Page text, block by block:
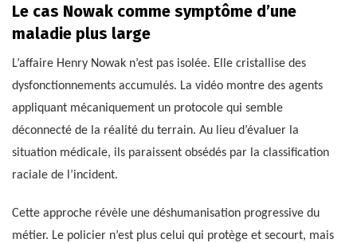
Le cas Nowak comme symptôme d’une
maladie plus large
L’affaire Henry Nowak n’est pas isolée. Elle cristallise des
dysfonctionnements accumulés. La vidéo montre des agents
appliquant mécaniquement un protocole qui semble
déconnecté de la réalité du terrain. Au lieu d’évaluer la
situation médicale, ils paraissent obsédés par la classification
raciale de l’incident.
Cette approche révèle une déshumanisation progressive du
métier. Le policier n’est plus celui qui protège et secourt, mais